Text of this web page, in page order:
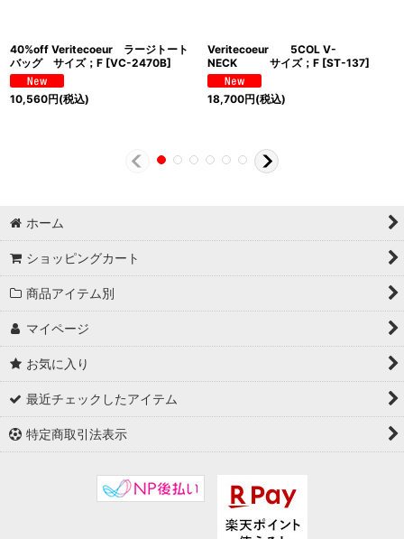
40%off Veritecoeur ラージトート
バッグ サイズ；F [VC-2470B]
10,560円(税込)
Veritecoeur 5COL V-
NECK サイズ；F [ST-137]
18,700円(税込)
ホーム
ショッピングカート
商品アイテム別
マイページ
お気に入り
最近チェックしたアイテム
特定商取引法表示